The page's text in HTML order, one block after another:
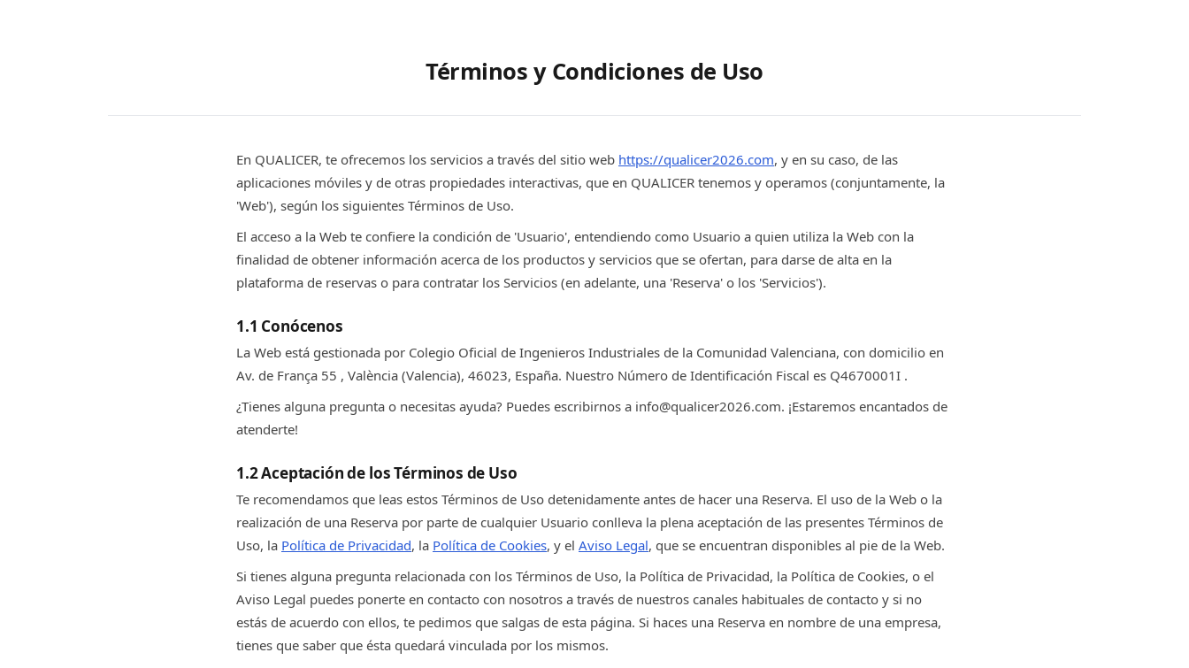
Términos y Condiciones de Uso
En QUALICER, te ofrecemos los servicios a través del sitio web https://qualicer2026.com, y en su caso, de las
aplicaciones móviles y de otras propiedades interactivas, que en QUALICER tenemos y operamos (conjuntamente, la
'Web'), según los siguientes Términos de Uso.
El acceso a la Web te confiere la condición de 'Usuario', entendiendo como Usuario a quien utiliza la Web con la
finalidad de obtener información acerca de los productos y servicios que se ofertan, para darse de alta en la
plataforma de reservas o para contratar los Servicios (en adelante, una 'Reserva' o los 'Servicios').
1.1 Conócenos
La Web está gestionada por Colegio Oficial de Ingenieros Industriales de la Comunidad Valenciana, con domicilio en
Av. de França 55 , València (Valencia), 46023, España. Nuestro Número de Identificación Fiscal es Q4670001I .
¿Tienes alguna pregunta o necesitas ayuda? Puedes escribirnos a info@qualicer2026.com. ¡Estaremos encantados de
atenderte!
1.2 Aceptación de los Términos de Uso
Te recomendamos que leas estos Términos de Uso detenidamente antes de hacer una Reserva. El uso de la Web o la
realización de una Reserva por parte de cualquier Usuario conlleva la plena aceptación de las presentes Términos de
Uso, la Política de Privacidad, la Política de Cookies, y el Aviso Legal, que se encuentran disponibles al pie de la Web.
Si tienes alguna pregunta relacionada con los Términos de Uso, la Política de Privacidad, la Política de Cookies, o el
Aviso Legal puedes ponerte en contacto con nosotros a través de nuestros canales habituales de contacto y si no
estás de acuerdo con ellos, te pedimos que salgas de esta página. Si haces una Reserva en nombre de una empresa,
tienes que saber que ésta quedará vinculada por los mismos.